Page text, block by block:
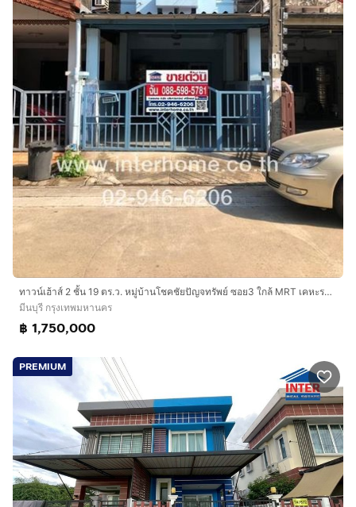
https://www.interhome.co.th/propertydetail.php?
propcode=67336
ทาวน์เฮ้าส์ 2 ชั้น 19 ตร.ว. หมู่บ้านโชคชัยปัญจทรัพย์ ซอย3 ใกล้ MRT เคหะรามคำแหง ซอยรามคำแหง184 ถนนรามคำแหง เขตมีนบุรี กรุงเทพมหานคร
มีนบุรี กรุงเทพมหานคร
฿ 1,750,000
PREMIUM